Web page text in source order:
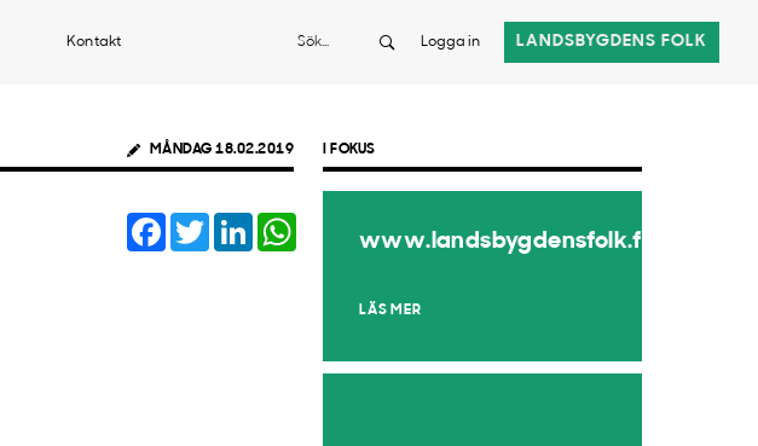
Kontakt Sök Logga in LANDSBYGDENS FOLK
MÅNDAG 18.02.2019
Facebook
TwitterLinkedIn
I FOKUS
www.landsbygdensfolk.fi
LÄS MER